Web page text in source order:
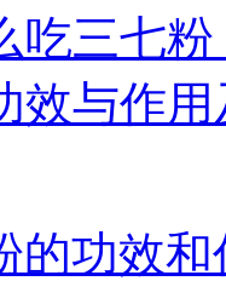
吃三七
效与作
的功效和